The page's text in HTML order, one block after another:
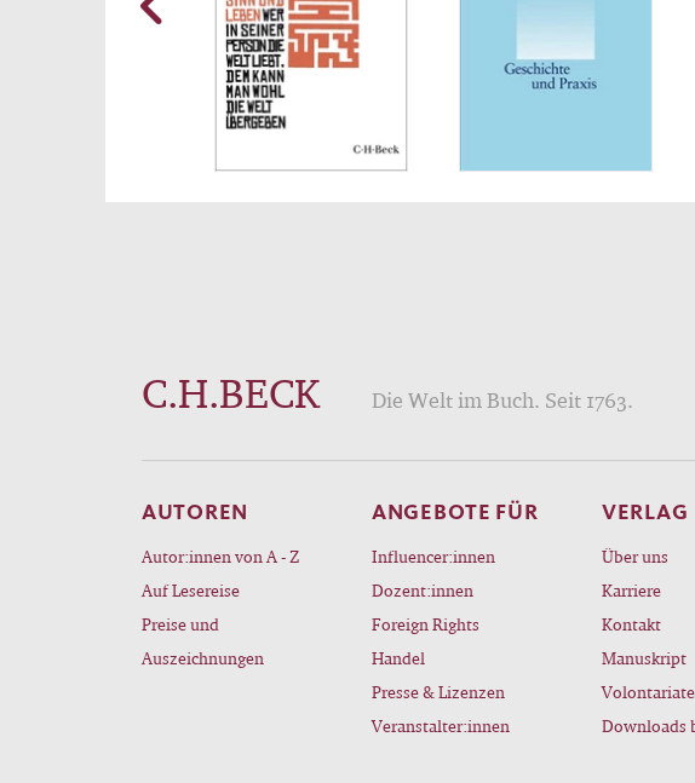
C.H.BECK Die Welt im Buch. Seit 1763.
AUTOREN
Autor:innen von A - Z
Auf Lesereise
Preise und
Auszeichnungen
ANGEBOTE FÜR
Influencer:innen
Dozent:innen
Foreign Rights
Handel
Presse & Lizenzen
Veranstalter:innen
VERLAG
Über uns
Karriere
Kontakt
Manuskript
Volontariate
Downloads